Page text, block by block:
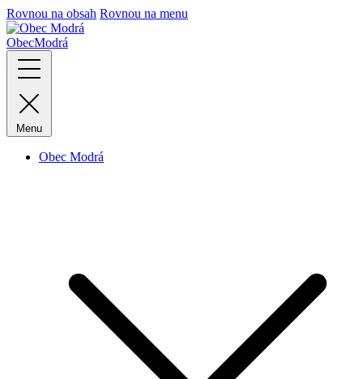
Rovnou na obsah Rovnou na menu
ObecModrá
Menu
Obec Modrá